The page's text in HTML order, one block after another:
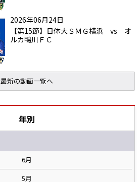
2026年06月24日
【第15節】日体大ＳＭＧ横浜 vs オ
ルカ鴨川ＦＣ
最新の動画一覧へ
年別
6月
5月